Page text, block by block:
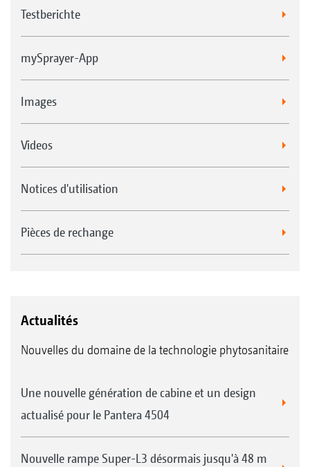
Testberichte
mySprayer-App
Images
Videos
Notices d'utilisation
Pièces de rechange
Actualités
Nouvelles du domaine de la technologie phytosanitaire
Une nouvelle génération de cabine et un design
actualisé pour le Pantera 4504
Nouvelle rampe Super-L3 désormais jusqu'à 48 m